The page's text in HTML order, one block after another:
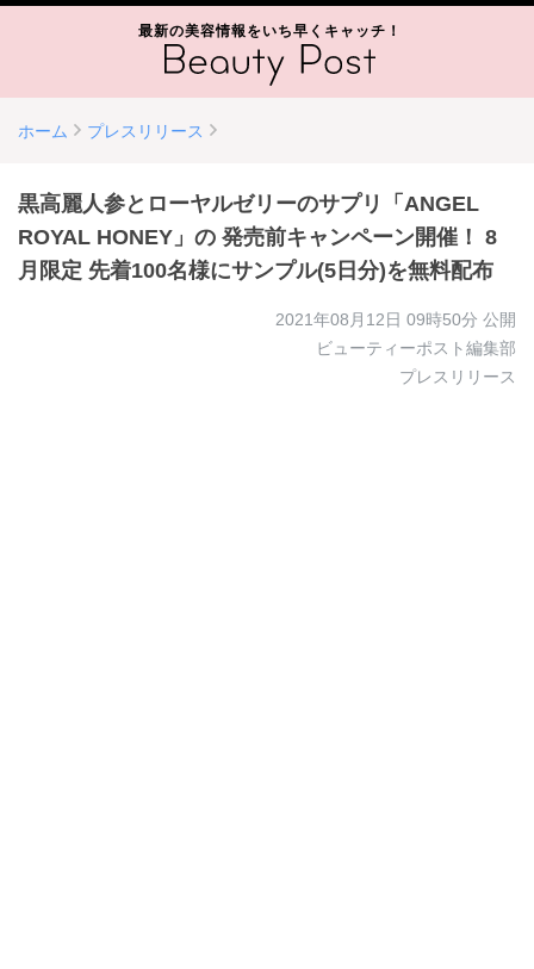
最新の美容情報をいち早くキャッチ！
ホーム プレスリリース
黒高麗人参とローヤルゼリーのサプリ「ANGEL
ROYAL HONEY」の 発売前キャンペーン開催！ 8
月限定 先着100名様にサンプル(5日分)を無料配布
2021年08月12日 09時50分 公開
ビューティーポスト編集部
プレスリリース